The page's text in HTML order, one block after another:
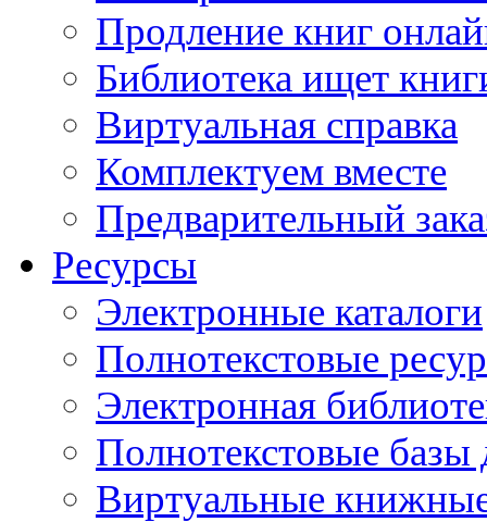
Продление книг
Библиотека ищет
Виртуальная справка
Комплектуем вместе
Предварительный
Ресурсы
Электронные каталоги
Полнотекстовые
Электронная
Полнотекстовые
Виртуальные